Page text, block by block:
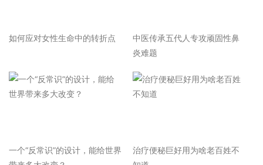
如何应对女性生命中的转折点
中医传承五代人专攻顽固性鼻
炎难题
一个“反常识”的设计，能给世界
治疗便秘巨好用为啥老百姓不